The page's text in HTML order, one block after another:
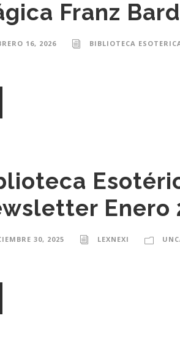
Franz
16, 2026 BIBLIOTECA
Enero
30, 2025 LEXNEXI